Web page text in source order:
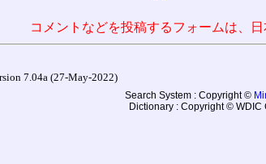
コメントなどを投稿するフォームは、
7.04a (27-May-2022)
Search System : Copyright ©
Dictionary : Copyright © WDIC